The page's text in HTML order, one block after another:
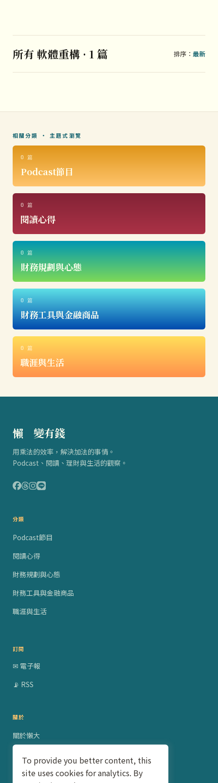
所有 軟體重構 · 1 篇 排序：最新
相關分類 · 主題式瀏覽
0 篇
Podcast節目
0 篇
閱讀心得
0 篇
財務規劃與心態
0 篇
財務工具與金融商品
0 篇
職涯與生活
懶得 變有錢
用乘法的效率，解決加法的事情。
Podcast、閱讀、理財與生活的觀察。
分類
Podcast節目
閱讀心得
財務規劃與心態
財務工具與金融商品
職涯與生活
訂閱
✉ 電子報
📡 RSS
關於
關於懶大
隱私權政策
To provide you better content, this
site uses cookies for analytics. By